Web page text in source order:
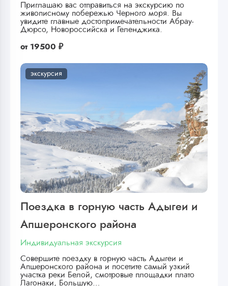
Приглашаю вас отправиться на экскурсию по
живописному побережью Черного моря. Вы
увидите главные достопримечательности Абрау-
Дюрсо, Новороссийска и Геленджика.
от 19500 ₽
экскурсия
Поездка в горную часть Адыгеи и
Апшеронского района
Индивидуальная экскурсия
Совершите поездку в горную часть Адыгеи и
Апшеронского района и посетите самый узкий
участка реки Белой, смотровые площадки плато
Лагонаки, Большую…